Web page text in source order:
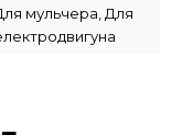
мульчера, Для